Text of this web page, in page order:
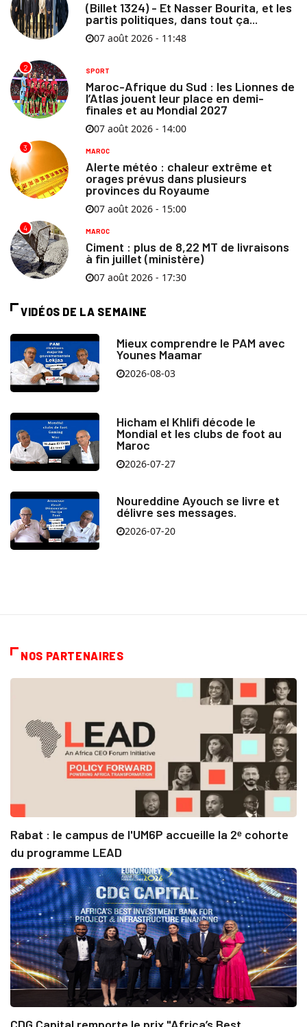
(Billet 1324) - Et Nasser Bourita, et les
partis politiques, dans tout ça...
07 août 2026 - 11:48
2 SPORT
Maroc-Afrique du Sud : les Lionnes de
l’Atlas jouent leur place en demi-
finales et au Mondial 2027
07 août 2026 - 14:00
3 MAROC
Alerte météo : chaleur extrême et
orages prévus dans plusieurs
provinces du Royaume
07 août 2026 - 15:00
4 MAROC
Ciment : plus de 8,22 MT de livraisons
à fin juillet (ministère)
07 août 2026 - 17:30
VIDÉOS DE LA SEMAINE
Mieux comprendre le PAM avec
Younes Maamar
2026-08-03
Hicham el Khlifi décode le
Mondial et les clubs de foot au
Maroc
2026-07-27
Noureddine Ayouch se livre et
délivre ses messages.
2026-07-20
NOS PARTENAIRES
Rabat : le campus de l'UM6P accueille la 2ᵉ cohorte
du programme LEAD